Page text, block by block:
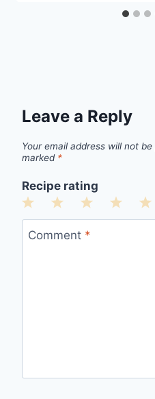
Leave a Reply
Your email address will not be
marked *
Recipe rating
5
4
3
Stars
2
Stars
1
Star
Comment *